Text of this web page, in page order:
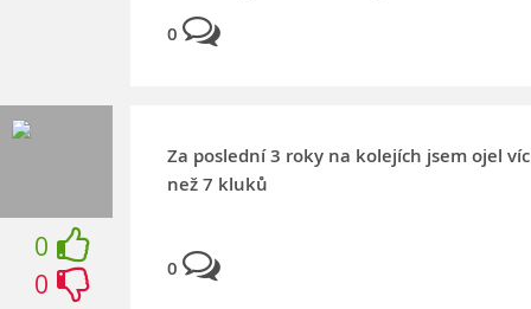
0
0
0
Za poslední 3 roky na kolejích jsem ojel víc
než 7 kluků
0